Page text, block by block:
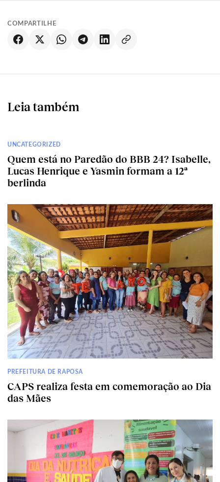
COMPARTILHE
Leia também
UNCATEGORIZED
Quem está no Paredão do BBB 24? Isabelle,
Lucas Henrique e Yasmin formam a 12ª
berlinda
PREFEITURA DE RAPOSA
CAPS realiza festa em comemoração ao Dia
das Mães